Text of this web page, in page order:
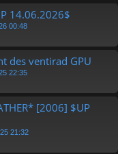
14.06.2026$
00:48
des ventirad GPU
22:35
[2006] $UP
21:32